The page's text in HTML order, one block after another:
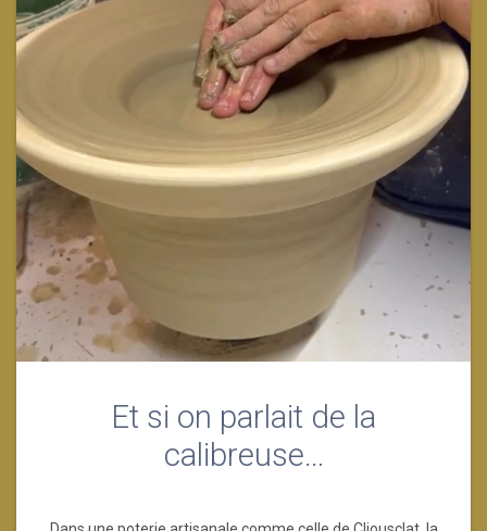
Et si on parlait de la
calibreuse…